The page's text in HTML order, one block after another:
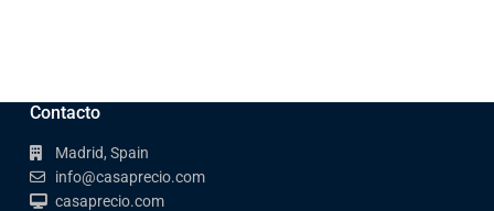
Contacto
Madrid, Spain
info@casaprecio.com
casaprecio.com